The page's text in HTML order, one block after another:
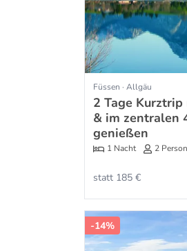
Füssen · Allgäu
2 Tage
& im zentralen
genießen
1 Nacht 2
statt 185 €
-14%